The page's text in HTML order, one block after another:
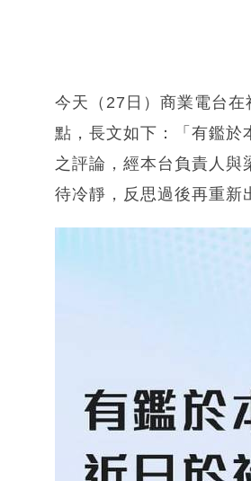
今天（27日）商業電台
點，長文如下：「有鑑於
之評論，經本台負責人與
待冷靜，反思過後再重新